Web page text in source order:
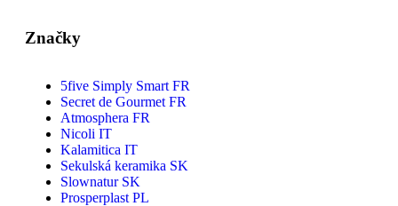
Značky
5five Simply Smart FR
Secret de Gourmet FR
Atmosphera FR
Nicoli IT
Kalamitica IT
Sekulská keramika SK
Slownatur SK
Prosperplast PL